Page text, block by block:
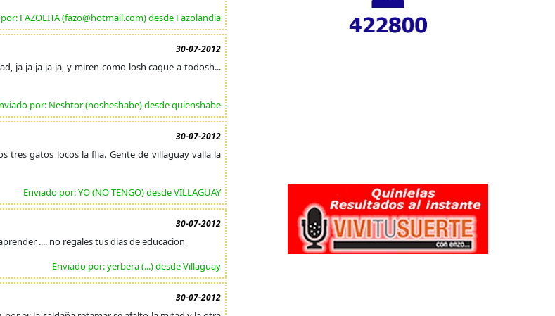
FAZOLITA (fazo@hotmail.com) desde Fazolandia
30-07-2012
ja ja ja ja ja, y miren como losh cague a todosh...
por: Neshtor (nosheshabe) desde quienshabe
30-07-2012
tres gatos locos la flia. Gente de villaguay valla la
Enviado por: YO (NO TENGO) desde VILLAGUAY
30-07-2012
.... no regales tus dias de educacion
Enviado por: yerbera (...) desde Villaguay
30-07-2012